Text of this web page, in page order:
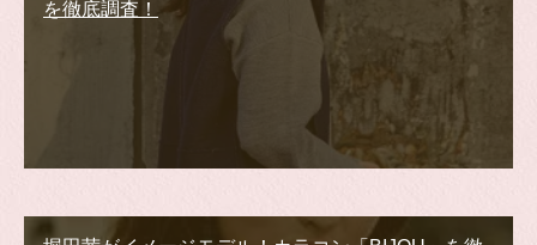
を徹底調査！